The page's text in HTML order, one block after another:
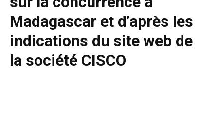
Madagascar et d’après les
indications du site web de
la société CISCO